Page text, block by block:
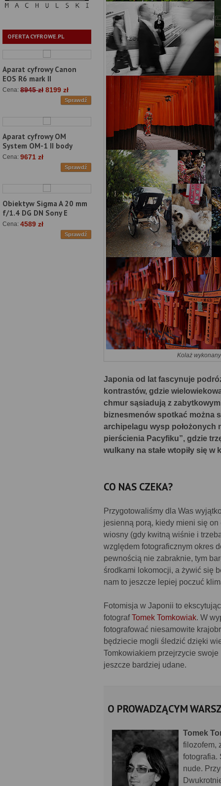
OFERTA CYFROWE.PL
Aparat cyfrowy Canon
EOS R6 mark II
Cena: 8945 zł 8199 zł
Sprawdź
Aparat cyfrowy OM
System OM-1 II body
Cena: 9671 zł
Sprawdź
Obiektyw Sigma A 20 mm
f/1.4 DG DN Sony E
Cena: 4589 zł
Sprawdź
Kolaż
Japonia od lat fascynuje
kontrastów, gdzie
chmur sąsiadują z
biznesmenów spotkać można
archipelagu wysp położonych
pierścienia Pacyfiku”, gdzie
wulkany na stałe wtopiły się w
CO NAS CZEKA?
Przygotowaliśmy dla Was
jesienną porą, kiedy mieni się
wiosny (gdy kwitną wiśnie i
względem fotograficznym okres
pewnością nie zabraknie, tym
środkami lokomocji, a żywić się
nam to jeszcze lepiej poczuć
Fotomisja w Japonii to
fotografTomek Tomkowiak. W
fotografować niesamowite
będziecie mogli śledzić dzięki
Tomkowiakiem przejrzycie
jeszcze bardziej udane.
O PROWADZĄCYM
Tomek
filozofem,
fotografia.
nude.